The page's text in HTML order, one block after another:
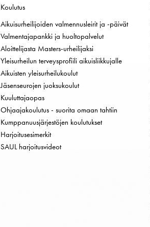
Koulutus
Aikuisurheilijoiden valmennusleirit ja -päivät
Valmentajapankki ja huoltopalvelut
Aloittelijasta Masters-urheilijaksi
Yleisurheilun terveysprofiili aikuisliikkujalle
Aikuisten yleisurheilukoulut
Jäsenseurojen juoksukoulut
Kuuluttajaopas
Ohjaajakoulutus - suorita omaan tahtiin
Kumppanuusjärjestöjen koulutukset
Harjoitusesimerkit
SAUL harjoitusvideot